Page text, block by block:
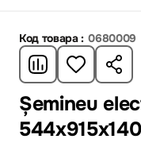
Код товара : 0680009
Șemineu